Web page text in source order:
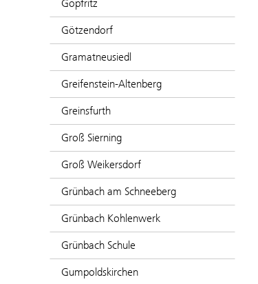
Göpfritz
Götzendorf
Gramatneusiedl
Greifenstein-Altenberg
Greinsfurth
Groß Sierning
Groß Weikersdorf
Grünbach am Schneeberg
Grünbach Kohlenwerk
Grünbach Schule
Gumpoldskirchen